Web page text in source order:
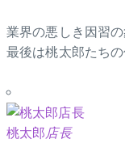
業界の悪しき因習の
最後は桃太郎たちの
桃太郎店長